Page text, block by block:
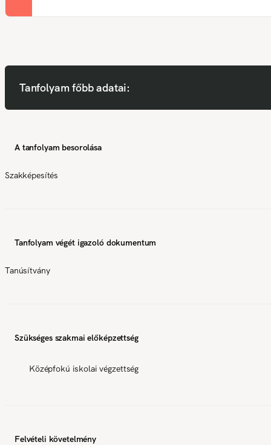
Tanfolyam főbb adatai:
A tanfolyam besorolása
Szakképesítés
Tanfolyam végét igazoló dokumentum
Tanúsítvány
Szükséges szakmai előképzettség
Középfokú iskolai végzettség
Felvételi követelmény